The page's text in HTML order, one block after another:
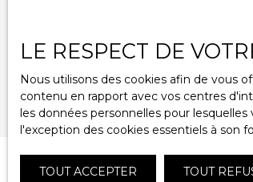
LE RESPECT DE
Nous utilisons des cookies afin de vous
contenu en rapport avec vos centres
les données personnelles pour
l'exception des cookies essentiels à son
TOUT ACCEPTER TOUT